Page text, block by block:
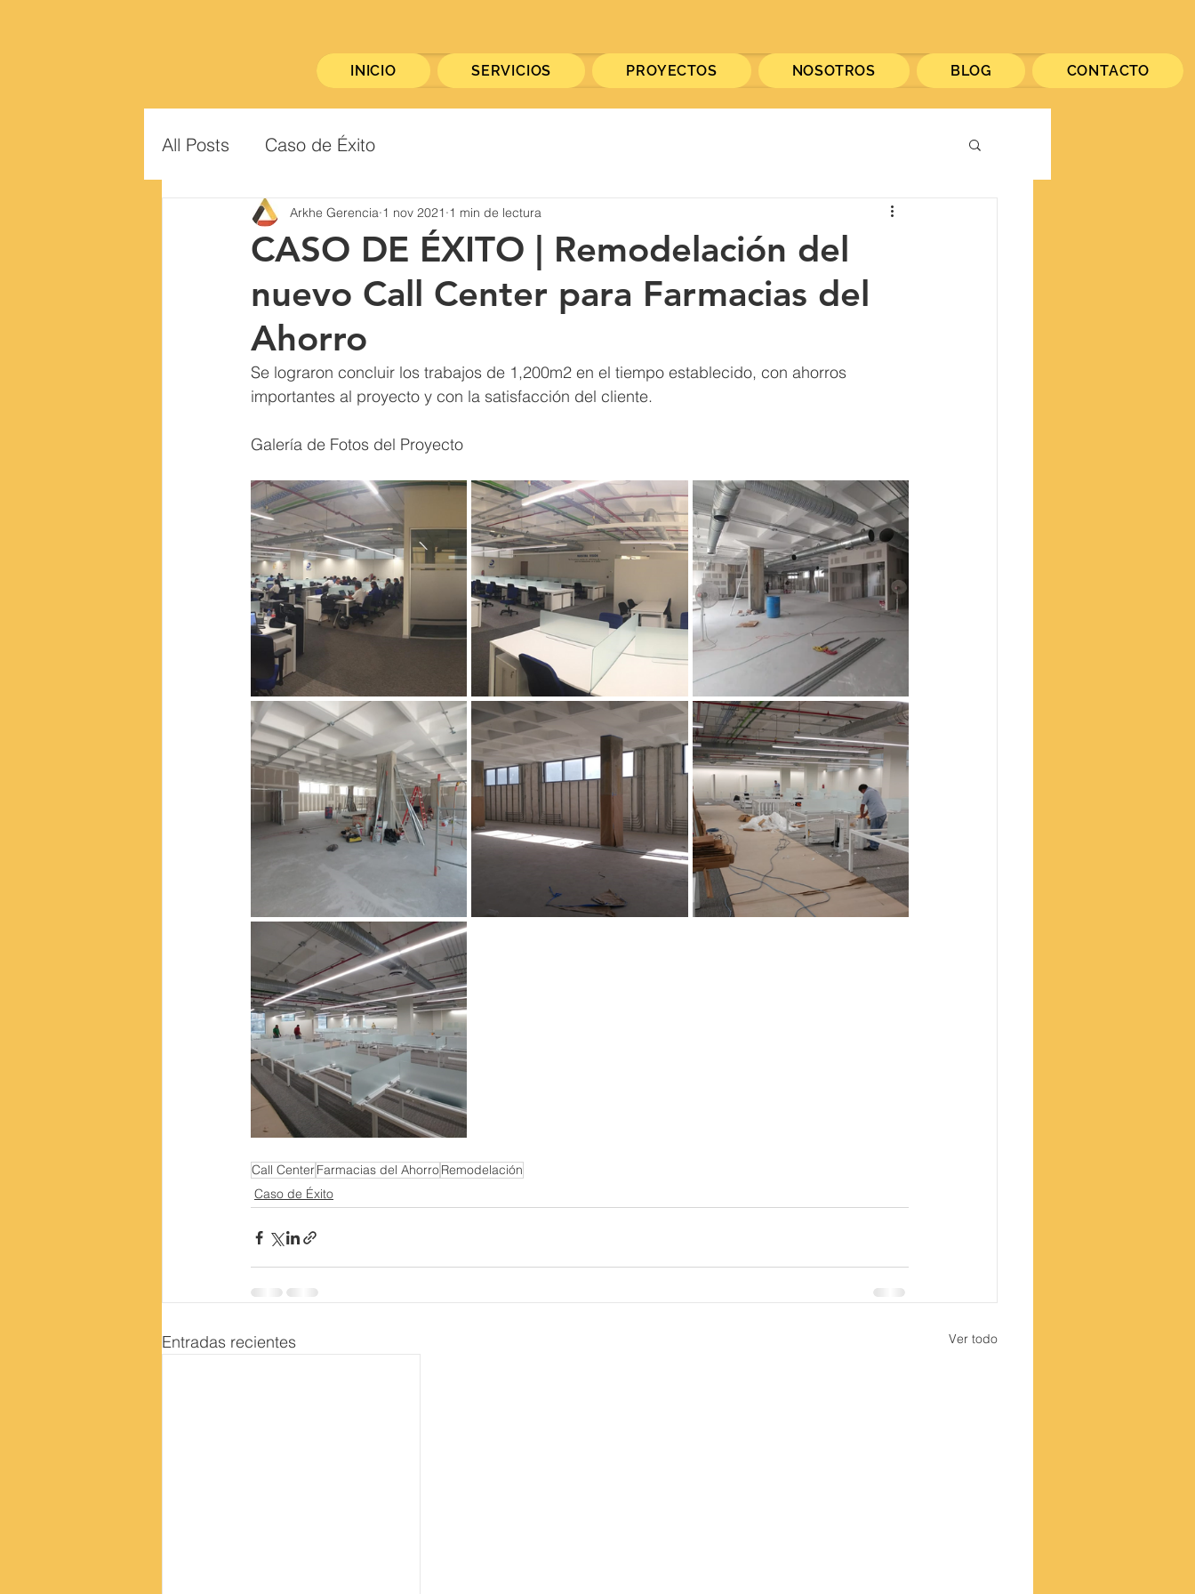
INICIO SERVICIOS PROYECTOS NOSOTROS BLOG CONTACTO
All Posts Caso de Éxito
CASO DE ÉXITO | Remodelación del
nuevo Call Center para Farmacias del
Ahorro
Arkhe Gerencia 1 nov 2021 1 min de lectura
Se lograron concluir los trabajos de 1,200m2 en el tiempo establecido, con ahorros
importantes al proyecto y con la satisfacción del cliente.
Galería de Fotos del Proyecto
Call CenterFarmacias del AhorroRemodelación
Caso de Éxito
Entradas recientes Ver todo